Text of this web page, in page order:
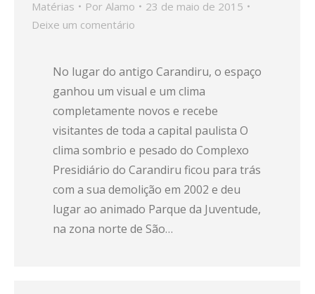
Matérias Por Alamo
23 de maio de 2015
Deixe um comentário
No lugar do antigo Carandiru, o espaço
ganhou um visual e um clima
completamente novos e recebe
visitantes de toda a capital paulista O
clima sombrio e pesado do Complexo
Presidiário do Carandiru ficou para trás
com a sua demolição em 2002 e deu
lugar ao animado Parque da Juventude,
na zona norte de São…